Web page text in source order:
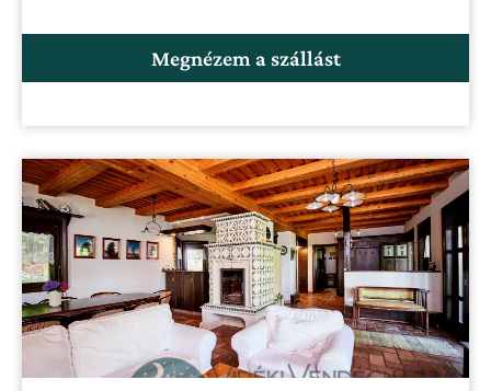
Megnézem a szállást